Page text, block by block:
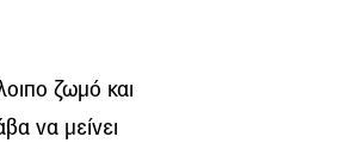
ζωμό και
να μείνει